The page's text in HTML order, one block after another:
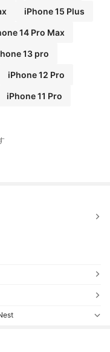
iPhone 15 Plus
14 Pro Max
13 pro
iPhone 12 Pro
iPhone 11 Pro